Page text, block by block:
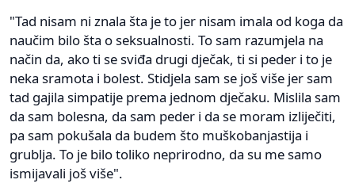
"Tad nisam ni znala šta je to jer nisam imala od koga da
naučim bilo šta o seksualnosti. To sam razumjela na
način da, ako ti se sviđa drugi dječak, ti si peder i to je
neka sramota i bolest. Stidjela sam se još više jer sam
tad gajila simpatije prema jednom dječaku. Mislila sam
da sam bolesna, da sam peder i da se moram izliječiti,
pa sam pokušala da budem što muškobanjastija i
grublja. To je bilo toliko neprirodno, da su me samo
ismijavali još više".